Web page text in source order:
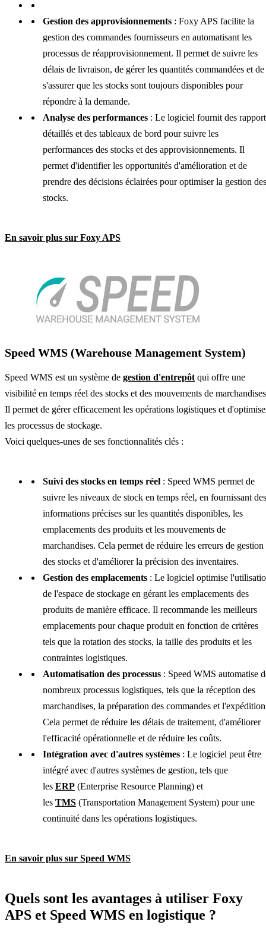
Gestion des approvisionnements : Foxy APS facilite la
gestion des commandes fournisseurs en automatisant les
processus de réapprovisionnement. Il permet de suivre les
délais de livraison, de gérer les quantités commandées et de
s'assurer que les stocks sont toujours disponibles pour
répondre à la demande.
Analyse des performances : Le logiciel fournit des
détaillés et des tableaux de bord pour suivre les
performances des stocks et des approvisionnements. Il
permet d'identifier les opportunités d'amélioration et de
prendre des décisions éclairées pour optimiser la gestion des
stocks.
En savoir plus sur Foxy APS
Speed WMS (Warehouse Management System)
Speed WMS est un système de gestion d'entrepôt qui offre une
visibilité en temps réel des stocks et des mouvements de
Il permet de gérer efficacement les opérations logistiques et
les processus de stockage.
Voici quelques-unes de ses fonctionnalités clés :
Suivi des stocks en temps réel : Speed WMS permet de
suivre les niveaux de stock en temps réel, en fournissant des
informations précises sur les quantités disponibles, les
emplacements des produits et les mouvements de
marchandises. Cela permet de réduire les erreurs de gestion
des stocks et d'améliorer la précision des inventaires.
Gestion des emplacements : Le logiciel optimise
de l'espace de stockage en gérant les emplacements des
produits de manière efficace. Il recommande les meilleurs
emplacements pour chaque produit en fonction de critères
tels que la rotation des stocks, la taille des produits et les
contraintes logistiques.
Automatisation des processus : Speed WMS automatise
nombreux processus logistiques, tels que la réception des
marchandises, la préparation des commandes et
Cela permet de réduire les délais de traitement, d'améliorer
l'efficacité opérationnelle et de réduire les coûts.
Intégration avec d'autres systèmes : Le logiciel peut être
intégré avec d'autres systèmes de gestion, tels que
les ERP (Enterprise Resource Planning) et
les TMS (Transportation Management System) pour une
continuité dans les opérations logistiques.
En savoir plus sur Speed WMS
Quels sont les avantages à utiliser Foxy
APS et Speed WMS en logistique ?